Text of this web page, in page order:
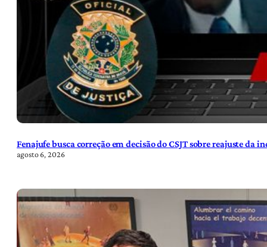
Fenajufe busca correção em decisão do CSJT sobre reajuste da
agosto 6, 2026